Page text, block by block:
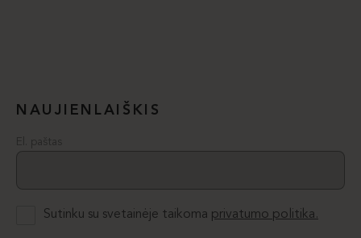
NAUJIENLAIŠKIS
El. paštas
Sutinku su svetainėje taikoma privatumo politika.